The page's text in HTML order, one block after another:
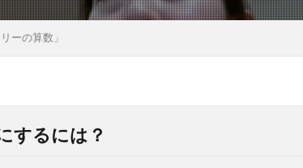
ーの算数」
するには？